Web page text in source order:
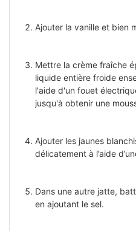
Ajouter la vanille et bien
Mettre la crème fraîche
liquide entière froide
l'aide d'un fouet
jusqu'à obtenir une
Ajouter les jaunes
délicatement à l’aide
Dans une autre jatte,
en ajoutant le sel.